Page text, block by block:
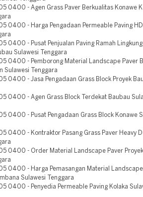
0400 - Agen Grass Paver Berkualitas Konawe
0400 - Harga Pengadaan Permeable Paving
0400 - Pusat Penjualan Paving Ramah
Sulawesi Tenggara
0400 - Pemborong Material Landscape Paver
Sulawesi Tenggara
0400 - Jasa Pengadaan Grass Block Proyek
0400 - Agen Grass Block Terdekat Baubau
0400 - Pusat Pengadaan Grass Block Konawe
0400 - Kontraktor Pasang Grass Paver Heavy
0400 - Order Material Landscape Paver
0400 - Harga Pemasangan Material
Sulawesi Tenggara
0400 - Penyedia Permeable Paving Kolaka